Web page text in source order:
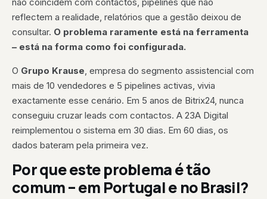
não coincidem com contactos, pipelines que não
reflectem a realidade, relatórios que a gestão deixou de
consultar. O problema raramente está na ferramenta
– está na forma como foi configurada.
O Grupo Krause , empresa do segmento assistencial com
mais de 10 vendedores e 5 pipelines activas, vivia
exactamente esse cenário. Em 5 anos de Bitrix24, nunca
conseguiu cruzar leads com contactos. A 23A Digital
reimplementou o sistema em 30 dias. Em 60 dias, os
dados bateram pela primeira vez.
Por que este problema é tão
comum – em Portugal e no Brasil?